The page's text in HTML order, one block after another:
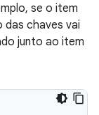
se o item
das chaves vai
junto ao item